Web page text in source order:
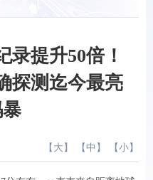
录提升50倍！
探测迄今最亮
【 大 】 【 中 】 【 小 】